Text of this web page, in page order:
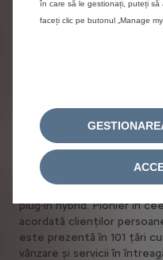
cadrul Stellantis, Marcel a
inovatoare și îndrăzneață,
starea de bine în centrul
gamă extinsă de modele,
electric de mobilitate
sedanuri, SUV-uri și
plug-in hybrid. Pionier în
acordată clienților
este prezentă în 101 țări
vânzare și servicii în
în care să le gestionați, puteți să
faceți clic pe butonul „Manage